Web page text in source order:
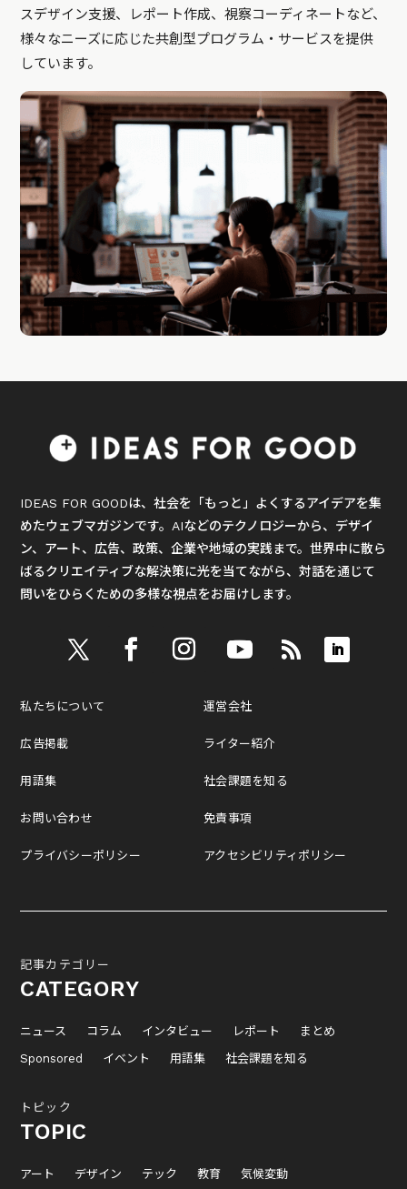
スデザイン支援、レポート作成、視察コーディネートなど、
様々なニーズに応じた共創型プログラム・サービスを提供
しています。
IDEAS FOR GOODは、社会を「もっと」よくするアイデアを集
めたウェブマガジンです。AIなどのテクノロジーから、デザイ
ン、アート、広告、政策、企業や地域の実践まで。世界中に散ら
ばるクリエイティブな解決策に光を当てながら、対話を通じて
問いをひらくための多様な視点をお届けします。
私たちについて
広告掲載
用語集
お問い合わせ
プライバシーポリシー
運営会社
ライター紹介
社会課題を知る
免責事項
アクセシビリティポリシー
記事カテゴリー
CATEGORY
ニュース コラム インタビュー レポート
まとめ
Sponsored
イベント 用語集 社会課題を知る
トピック
TOPIC
アート デザイン テック 教育 気候変動